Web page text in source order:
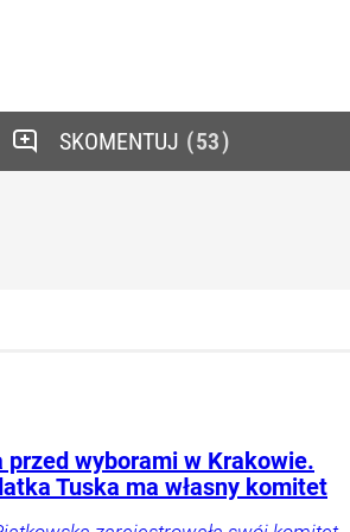
SKOMENTUJ 53
przed wyborami w Krakowie.
Tuska ma własny komitet